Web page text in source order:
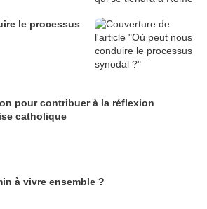
le processus
pour contribuer à la réflexion
catholique
à vivre ensemble ?